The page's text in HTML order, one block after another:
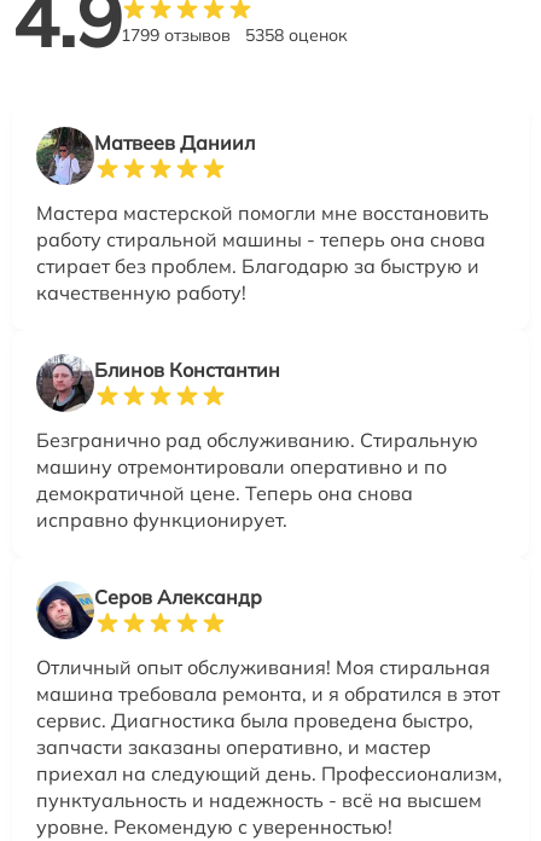
1799 отзывов 5358 оценок
Матвеев Даниил
Мастера мастерской помогли мне восстановить
работу стиральной машины - теперь она снова
стирает без проблем. Благодарю за быструю и
качественную работу!
Блинов Константин
Безгранично рад обслуживанию. Стиральную
машину отремонтировали оперативно и по
демократичной цене. Теперь она снова
исправно функционирует.
Серов Александр
Отличный опыт обслуживания! Моя стиральная
машина требовала ремонта, и я обратился в этот
сервис. Диагностика была проведена быстро,
запчасти заказаны оперативно, и мастер
приехал на следующий день. Профессионализм,
пунктуальность и надежность - всё на высшем
уровне. Рекомендую с уверенностью!